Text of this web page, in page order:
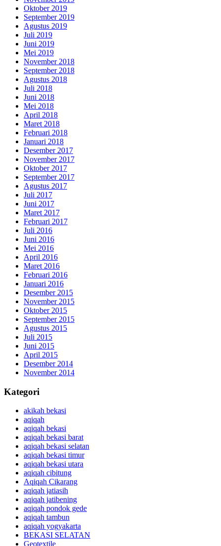
Oktober 2019
September 2019
Agustus 2019
Juli 2019
Juni 2019
Mei 2019
November 2018
September 2018
Agustus 2018
Juli 2018
Juni 2018
Mei 2018
April 2018
Maret 2018
Februari 2018
Januari 2018
Desember 2017
November 2017
Oktober 2017
September 2017
Agustus 2017
Juli 2017
Juni 2017
Maret 2017
Februari 2017
Juli 2016
Juni 2016
Mei 2016
April 2016
Maret 2016
Februari 2016
Januari 2016
Desember 2015
November 2015
Oktober 2015
September 2015
Agustus 2015
Juli 2015
Juni 2015
April 2015
Desember 2014
November 2014
Kategori
akikah bekasi
aqiqah
aqiqah bekasi
aqiqah bekasi barat
aqiqah bekasi selatan
aqiqah bekasi timur
aqiqah bekasi utara
aqiqah cibitung
Aqiqah Cikarang
aqiqah jatiasih
aqiqah jatibening
aqiqah pondok gede
aqiqah tambun
aqiqah yogyakarta
BEKASI SELATAN
Geotextile